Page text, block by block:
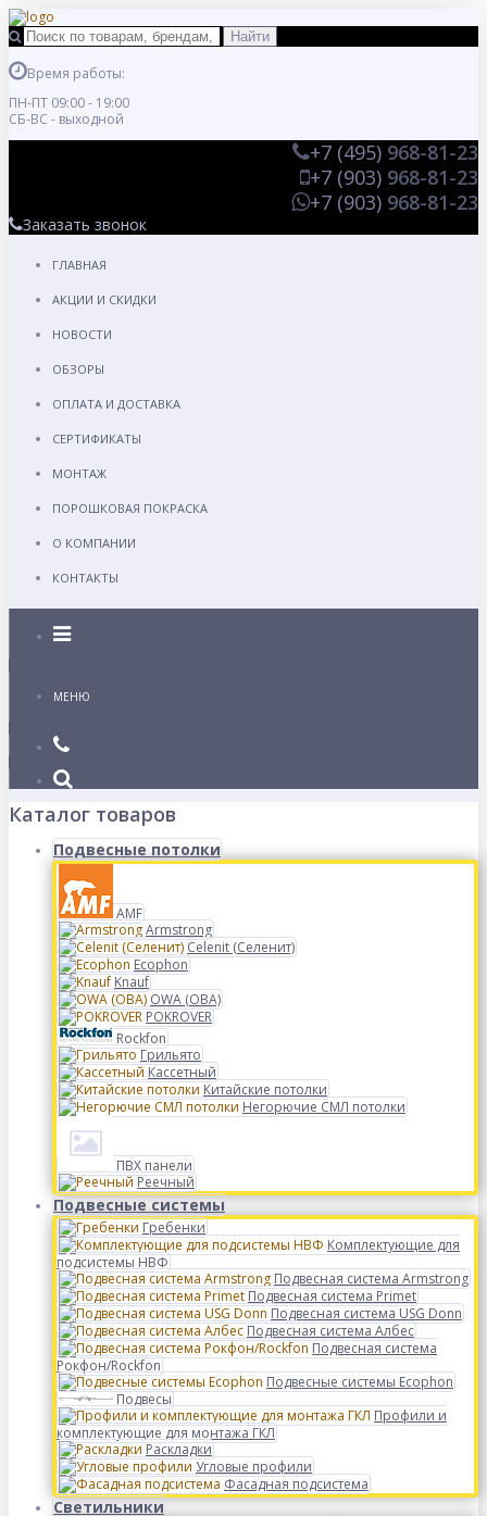
Время работы:
ПН-ПТ 09:00 - 19:00
СБ-ВС - выходной
+7 (495) 968-81-23
+7 (903) 968-81-23
+7 (903) 968-81-23
Заказать звонок
ГЛАВНАЯ
АКЦИИ И СКИДКИ
НОВОСТИ
ОБЗОРЫ
ОПЛАТА И ДОСТАВКА
СЕРТИФИКАТЫ
МОНТАЖ
ПОРОШКОВАЯ ПОКРАСКА
О КОМПАНИИ
КОНТАКТЫ
Каталог
МЕНЮ
Каталог товаров
Подвесные потолки
AMF
Armstrong
Celenit (Селенит)
Ecophon
Knauf
OWA (ОВА)
POKROVER
Rockfon
Грильято
Кассетный
Китайские потолки
Негорючие СМЛ потолки
ПВХ панели
Реечный
Подвесные системы
Гребенки
Комплектующие для
подсистемы НВФ
Подвесная система Armstrong
Подвесная система Primet
Подвесная система USG Donn
Подвесная система Албес
Подвесная система
Рокфон/Rockfon
Подвесные системы Ecophon
Подвесы
Профили и
комплектующие для монтажа ГКЛ
Раскладки
Угловые профили
Фасадная подсистема
Светильники